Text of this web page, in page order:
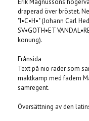
Erik Magnussons
draperad över bröstet.
"I•C•H•" (Johann Carl
SV•GOTH•ET
konung).
Frånsida
Text på nio rader som
maktkamp med fadern
samregent.
Översättning av den